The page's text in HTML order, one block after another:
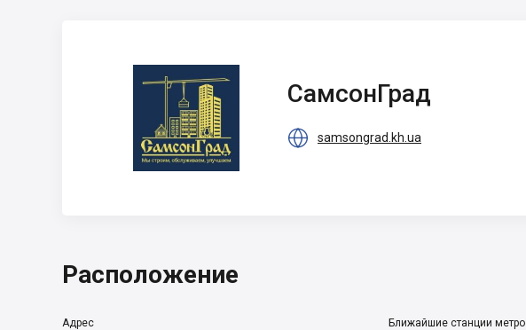
СамсонГрад
 samsongrad.kh.ua
Расположение
Адрес Ближайшие станции метро